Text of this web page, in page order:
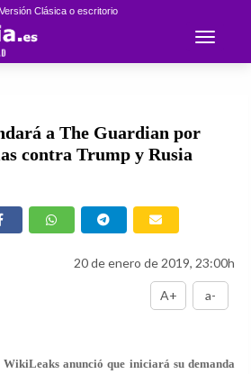
Clásica o escritorio
Toggle
a The Guardian por
contra Trump y Rusia
20 de enero de 2019, 23:00h
A+ a-
WikiLeaks anunció que iniciará su demanda